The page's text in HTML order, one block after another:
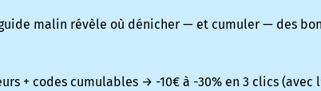
malin révèle où dénicher — et cumuler — des
+ codes cumulables → -10€ à -30% en 3 clics (avec